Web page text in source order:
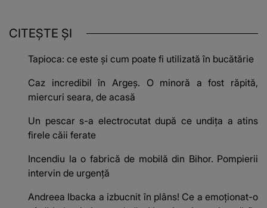
CITEȘTE ȘI
Tapioca: ce este și cum poate fi utilizată în bucătărie
Caz incredibil în Argeș. O minoră a fost răpită,
miercuri seara, de acasă
Un pescar s-a electrocutat după ce undița a atins
firele căii ferate
Incendiu la o fabrică de mobilă din Bihor. Pompierii
intervin de urgență
Andreea Ibacka a izbucnit în plâns! Ce a emoționat-o